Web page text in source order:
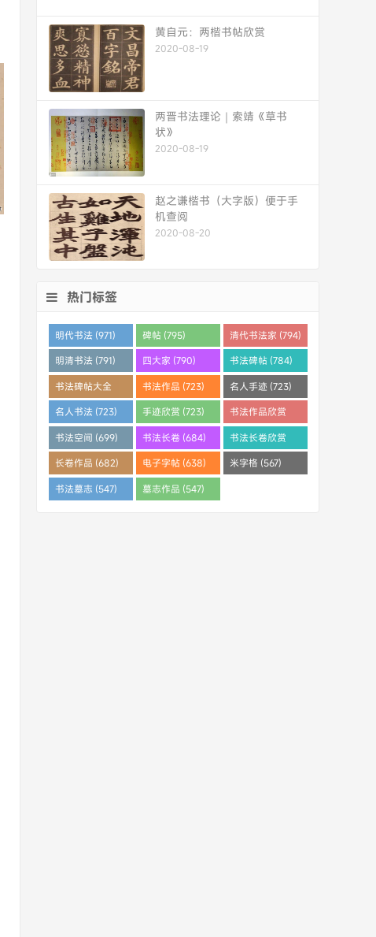
黄自元：两楷书帖欣赏
2020-08-19
两晋书法理论｜索靖《草书
状》
2020-08-19
赵之谦楷书（大字版）便于手
机查阅
2020-08-20
热门标签
明代书法 (971) 碑帖 (795) 清代书法家 (794)
明清书法 (791) 四大家 (790) 书法碑帖 (784)
书法碑帖大全
(784)
书法作品 (723) 名人手迹 (723)
名人书法 (723) 手迹欣赏 (723)
书法作品欣赏
(710)
书法空间 (699) 书法长卷 (684)
书法长卷欣赏
(682)
长卷作品 (682) 电子字帖 (638) 米字格 (567)
书法墓志 (547) 墓志作品 (547)